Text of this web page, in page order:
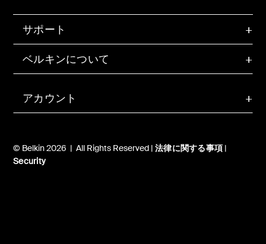
アカウント
サポート
ベルキンについて
© Belkin 2026 | All Rights Reserved | 法律に関する事項 |
Security